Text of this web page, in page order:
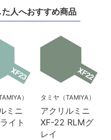
人へおすすめ商品
）
ミニ
イト
タミヤ（TAMIYA）
アクリルミニ
XF-22 RLMグ
レイ